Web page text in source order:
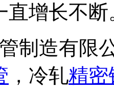
直增长不断
制造有
，冷轧精密